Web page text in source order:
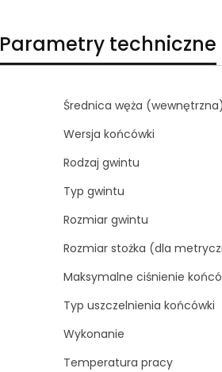
Parametry techniczne
Średnica węża
Wersja końcówki
Rodzaj gwintu
Typ gwintu
Rozmiar gwintu
Rozmiar stożka (dla
Maksymalne ciśnienie
Typ uszczelnienia końcówki
Wykonanie
Temperatura pracy